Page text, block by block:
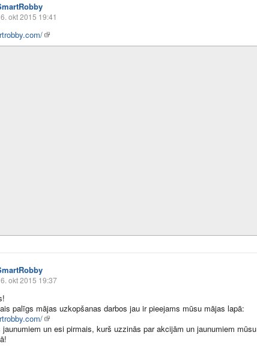
okt 2015 19:41
okt 2015 19:37
palīgs mājas uzkopšanas darbos jau ir pieejams mūsu mājas lapā:
jaunumiem un esi pirmais, kurš uzzinās par akcijām un jaunumiem mūsu